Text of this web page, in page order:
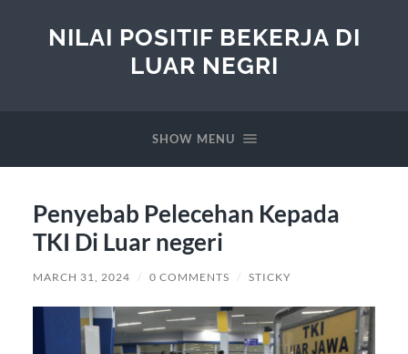
NILAI POSITIF BEKERJA DI
LUAR NEGRI
SHOW MENU
Penyebab Pelecehan Kepada
TKI Di Luar negeri
MARCH 31, 2024 / 0 COMMENTS / STICKY